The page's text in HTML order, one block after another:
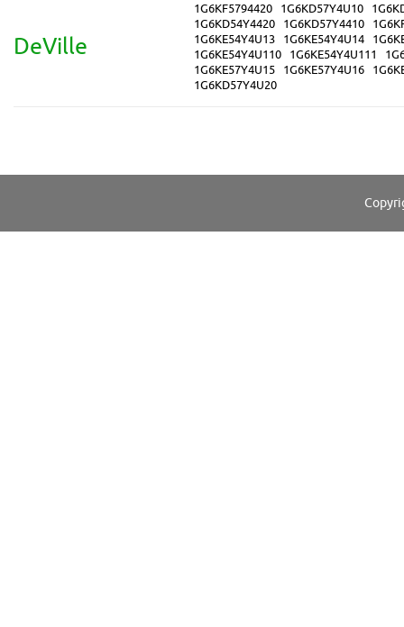
DeVille
1G6KF5794420 1G6KD57Y4U10
1G6KD54Y4420 1G6KD57Y4410
1G6KE54Y4U13 1G6KE54Y4U14
1G6KE54Y4U110 1G6KE54Y4U111
1G6KE57Y4U15 1G6KE57Y4U16
1G6KD57Y4U20